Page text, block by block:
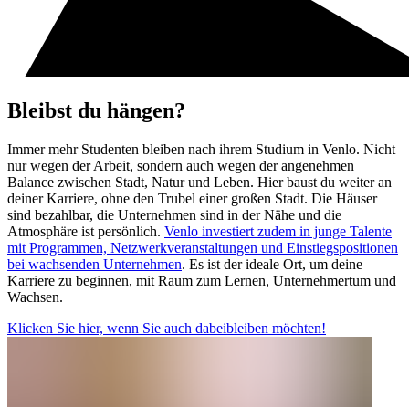
Bleibst du hängen?
Immer mehr Studenten bleiben nach ihrem Studium in Venlo. Nicht
nur wegen der Arbeit, sondern auch wegen der angenehmen
Balance zwischen Stadt, Natur und Leben. Hier baust du weiter an
deiner Karriere, ohne den Trubel einer großen Stadt. Die Häuser
sind bezahlbar, die Unternehmen sind in der Nähe und die
Atmosphäre ist persönlich. Venlo investiert zudem in junge Talente
mit Programmen, Netzwerkveranstaltungen und Einstiegspositionen
bei wachsenden Unternehmen. Es ist der ideale Ort, um deine
Karriere zu beginnen, mit Raum zum Lernen, Unternehmertum und
Wachsen.
Klicken Sie hier, wenn Sie auch dabeibleiben möchten!